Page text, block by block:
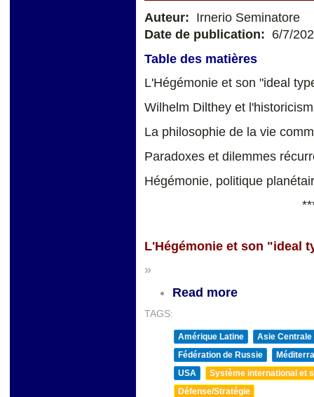
Auteur: Irnerio Seminatore
Date de publication: 6/7/
Table des matières
L'Hégémonie et son "ideal
Wilhelm Dilthey et
La philosophie de la vie
Paradoxes et dilemmes
Hégémonie, politique
L'Hégémonie et son "ideal
»
Read more
TAGS:
Amérique Latine
Asie Centrale
Fédération de Russie
USA
Système international et
Défense/Stratégie